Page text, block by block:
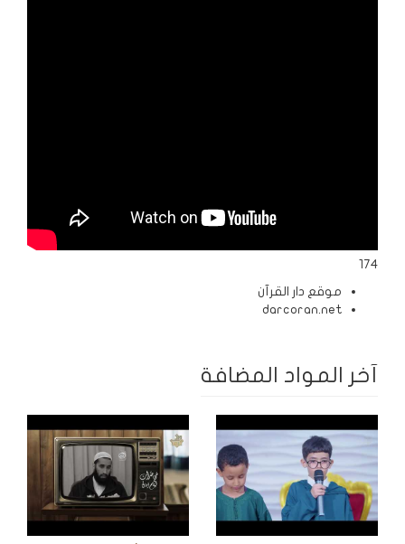
174
موقع دار القرآن
darcoran.net
آخر المواد المضافة